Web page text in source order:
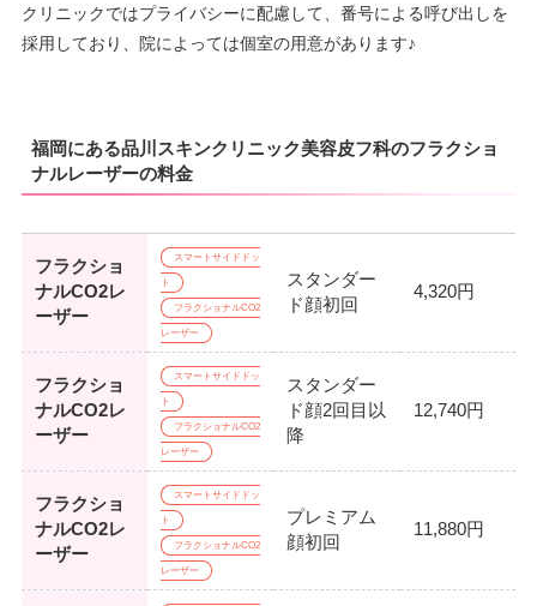
クリニックではプライバシーに配慮して、番号による呼び出しを
採用しており、院によっては個室の用意があります♪
福岡にある品川スキンクリニック美容皮フ科のフラクショ
ナルレーザーの料金
フラクショ
ナルCO2レ
ーザー
スマートサイドドッ
ト
フラクショナルCO2
レーザー
スタンダー
ド顔初回
4,320円
フラクショ
ナルCO2レ
ーザー
スマートサイドドッ
ト
フラクショナルCO2
レーザー
スタンダー
ド顔2回目以
降
12,740円
フラクショ
ナルCO2レ
ーザー
スマートサイドドッ
ト
フラクショナルCO2
レーザー
プレミアム
顔初回
11,880円